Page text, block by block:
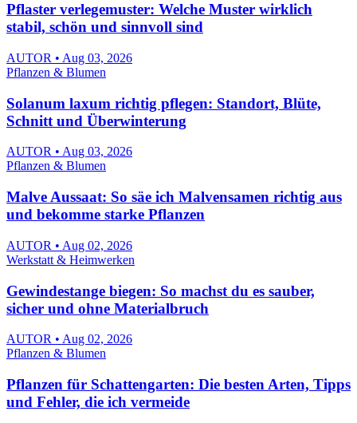
Pflaster verlegemuster: Welche Muster wirklich
stabil, schön und sinnvoll sind
AUTOR • Aug 03, 2026
Pflanzen & Blumen
Solanum laxum richtig pflegen: Standort, Blüte,
Schnitt und Überwinterung
AUTOR • Aug 03, 2026
Pflanzen & Blumen
Malve Aussaat: So säe ich Malvensamen richtig aus
und bekomme starke Pflanzen
AUTOR • Aug 02, 2026
Werkstatt & Heimwerken
Gewindestange biegen: So machst du es sauber,
sicher und ohne Materialbruch
AUTOR • Aug 02, 2026
Pflanzen & Blumen
Pflanzen für Schattengarten: Die besten Arten, Tipps
und Fehler, die ich vermeide